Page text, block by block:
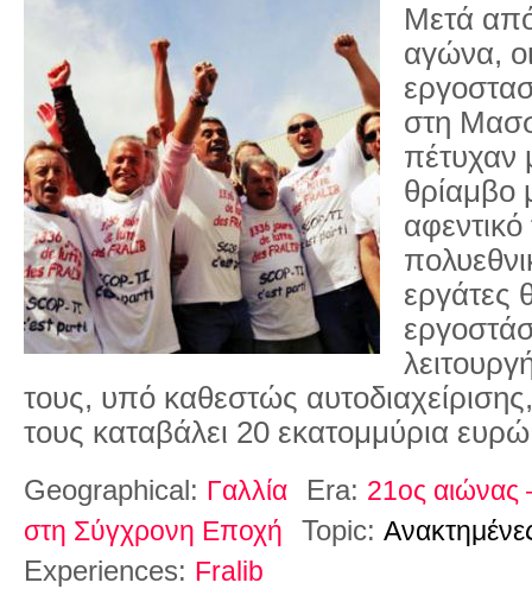
Μετά
αγώνα,
στη
πέτυχαν
θρίαμβο
εργάτες
τους, υπό καθεστώς
τους καταβάλει 20 εκατομμύρια
Geographical: Γαλλία Era: 21ος αιώνας
στη Σύγχρονη Εποχή
Topic:
Experiences: Fralib